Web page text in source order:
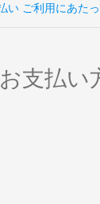
い ご利用にあた
支払い